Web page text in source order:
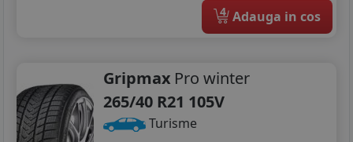
4 Adauga in cos
Gripmax Pro winter
265/40 R21 105V
Turisme